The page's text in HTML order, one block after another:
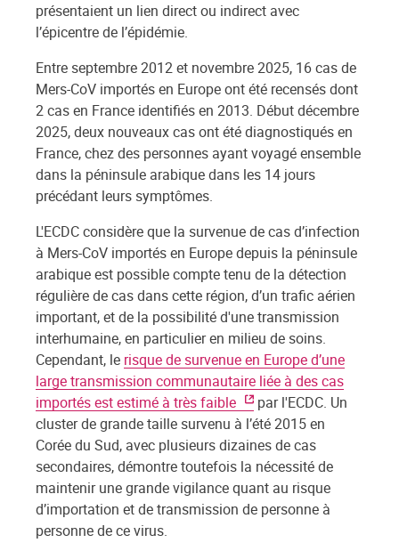
présentaient un lien direct ou indirect avec
l’épicentre de l’épidémie.
Entre septembre 2012 et novembre 2025, 16 cas de
Mers-CoV importés en Europe ont été recensés dont
2 cas en France identifiés en 2013. Début décembre
2025, deux nouveaux cas ont été diagnostiqués en
France, chez des personnes ayant voyagé ensemble
dans la péninsule arabique dans les 14 jours
précédant leurs symptômes.
L'ECDC considère que la survenue de cas d’infection
à Mers-CoV importés en Europe depuis la péninsule
arabique est possible compte tenu de la détection
régulière de cas dans cette région, d’un trafic aérien
important, et de la possibilité d'une transmission
interhumaine, en particulier en milieu de soins.
Cependant, le risque de survenue en Europe d’une
large transmission communautaire liée à des cas
importés est estimé à très faible
par l'ECDC. Un
cluster de grande taille survenu à l’été 2015 en
Corée du Sud, avec plusieurs dizaines de cas
secondaires, démontre toutefois la nécessité de
maintenir une grande vigilance quant au risque
d’importation et de transmission de personne à
personne de ce virus.